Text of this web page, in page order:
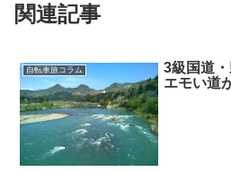
関連記事
自転車旅コラム
3級国道
エモい道